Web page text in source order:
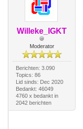
Willeke_IGKT
Moderator
Berichten: 3.090
Topics: 86
Lid sinds: Dec 2020
Bedankt: 46049
4760 x bedankt in
2042 berichten